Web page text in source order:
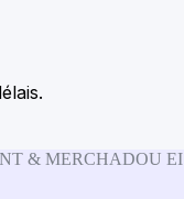
& MERCHADOU EI